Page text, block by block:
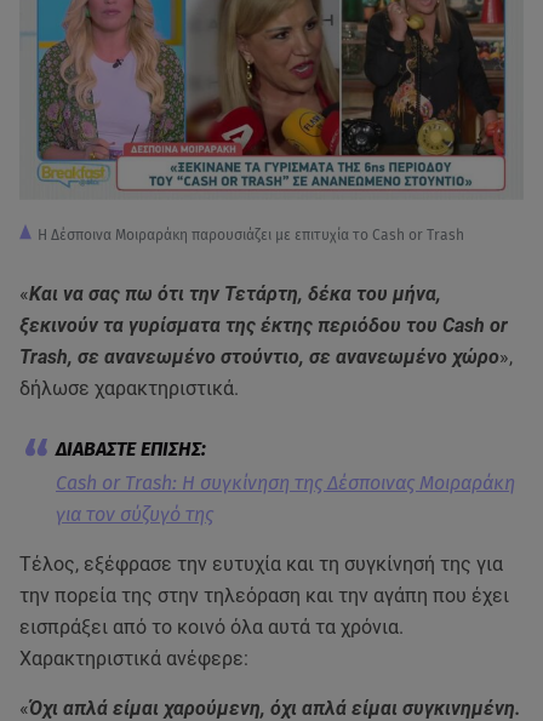
Η Δέσποινα Μοιραράκη παρουσιάζει με επιτυχία το Cash or Trash
«Και να σας πω ότι την Τετάρτη, δέκα του μήνα,
ξεκινούν τα γυρίσματα της έκτης περιόδου του Cash or
Trash, σε ανανεωμένο στούντιο, σε ανανεωμένο χώρο»,
δήλωσε χαρακτηριστικά.
Cash or Trash: Η συγκίνηση της Δέσποινας Μοιραράκη
για τον σύζυγό της
Τέλος, εξέφρασε την ευτυχία και τη συγκίνησή της για
την πορεία της στην τηλεόραση και την αγάπη που έχει
εισπράξει από το κοινό όλα αυτά τα χρόνια.
Χαρακτηριστικά ανέφερε:
«Όχι απλά είμαι χαρούμενη, όχι απλά είμαι συγκινημένη.